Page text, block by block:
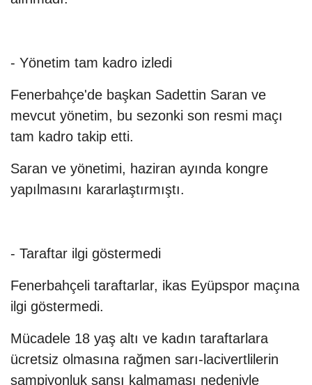
- Yönetim tam kadro izledi
Fenerbahçe'de başkan Sadettin Saran ve
mevcut yönetim, bu sezonki son resmi maçı
tam kadro takip etti.
Saran ve yönetimi, haziran ayında kongre
yapılmasını kararlaştırmıştı.
- Taraftar ilgi göstermedi
Fenerbahçeli taraftarlar, ikas Eyüpspor maçına
ilgi göstermedi.
Mücadele 18 yaş altı ve kadın taraftarlara
ücretsiz olmasına rağmen sarı-lacivertlilerin
şampiyonluk şansı kalmaması nedeniyle